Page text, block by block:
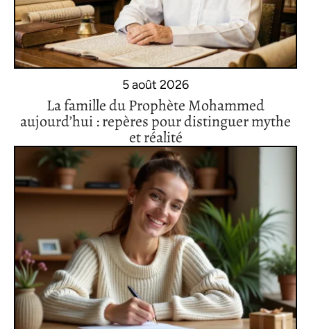
5 août 2026
La famille du Prophète Mohammed
aujourd’hui : repères pour distinguer mythe
et réalité